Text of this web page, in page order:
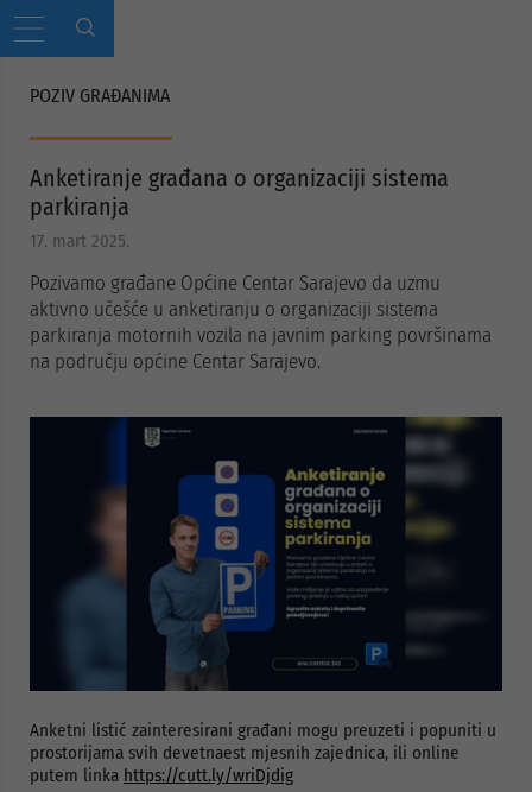
POZIV GRAĐANIMA
Anketiranje građana o organizaciji sistema
parkiranja
17. mart 2025.
Pozivamo građane Općine Centar Sarajevo da uzmu
aktivno učešće u anketiranju o organizaciji sistema
parkiranja motornih vozila na javnim parking površinama
na području općine Centar Sarajevo.
Anketni listić zainteresirani građani mogu preuzeti i popuniti u
prostorijama svih devetnaest mjesnih zajednica, ili online
putem linka https://cutt.ly/wriDjdig